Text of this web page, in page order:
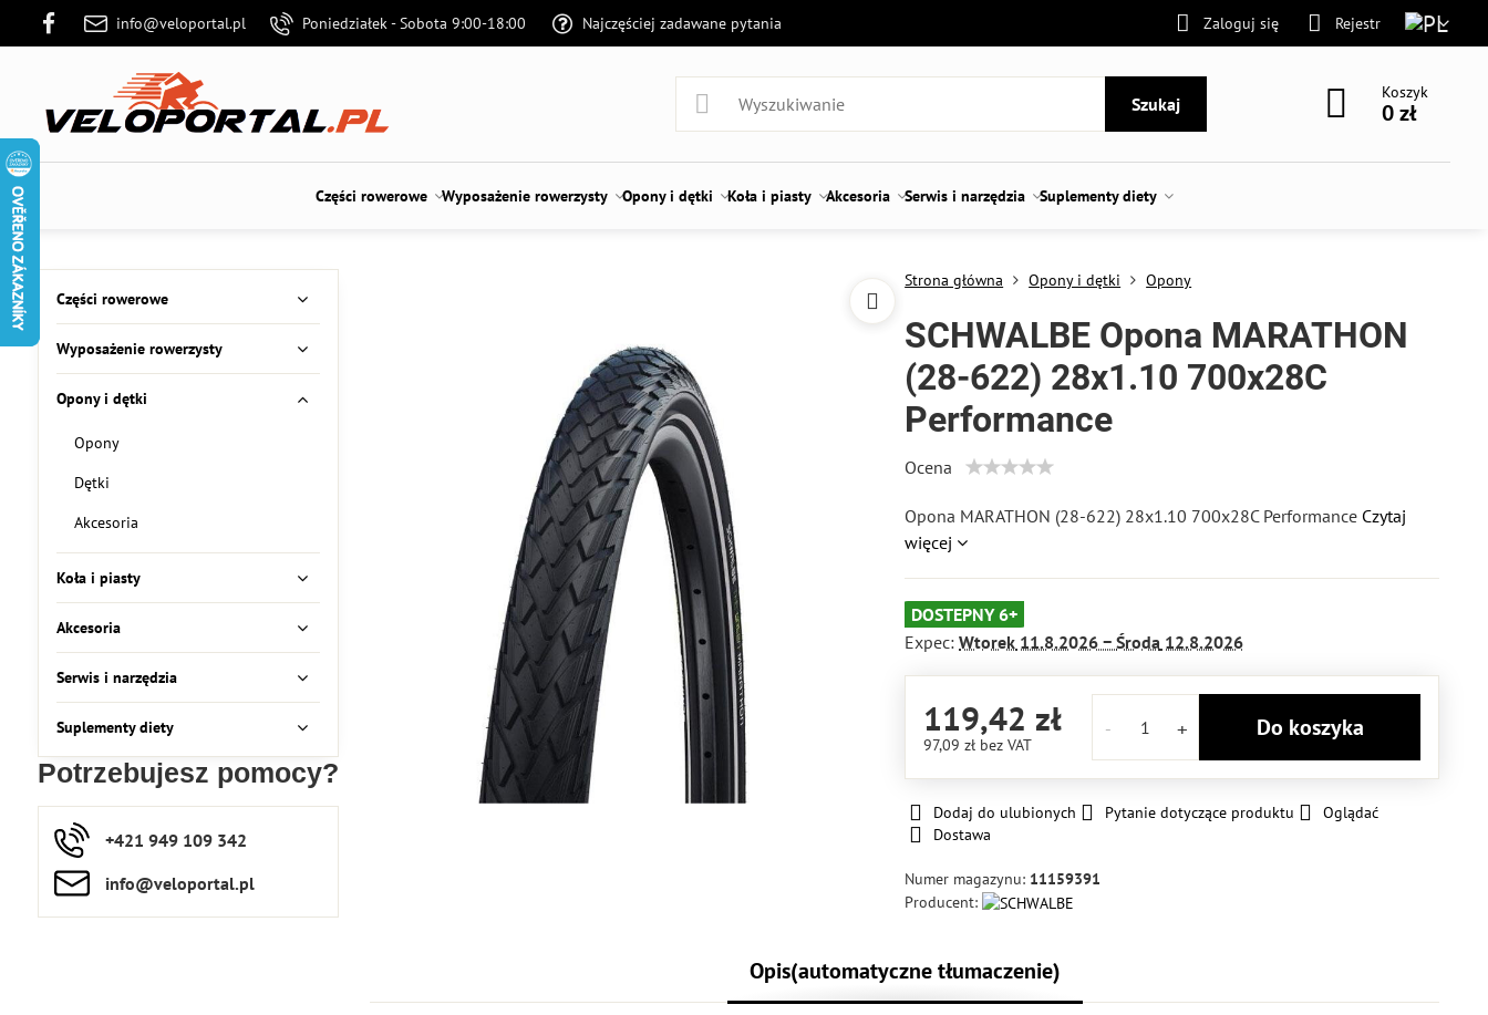
info@veloportal.pl Poniedziałek - Sobota 9:00-18:00 Najczęściej zadawane pytania Zaloguj się Rejestr
Szukaj
Koszyk
0 zł
Części rowerowe Wyposażenie rowerzysty Opony i dętki Koła i piasty Akcesoria Serwis i narzędzia Suplementy diety
Strona główna Opony i dętki Opony
SCHWALBE Opona MARATHON
(28-622) 28x1.10 700x28C
Performance
Ocena
Opona MARATHON (28-622) 28x1.10 700x28C Performance Czytaj
więcej
DOSTEPNY 6+
Expec:Wtorek 11.8.2026 −Środa 12.8.2026
119,42 zł
97,09 zł bez VAT
Do koszyka
Dodaj do ulubionych Pytanie dotyczące produktu
Oglądać
Dostawa
Numer magazynu: 11159391
Producent:
Opis(automatyczne tłumaczenie)
Części rowerowe
Wyposażenie rowerzysty
Opony i dętki
Opony
Dętki
Akcesoria
Koła i piasty
Akcesoria
Serwis i narzędzia
Suplementy diety
Potrzebujesz pomocy?
+421 949 109 342
info​​@veloportal​.pl